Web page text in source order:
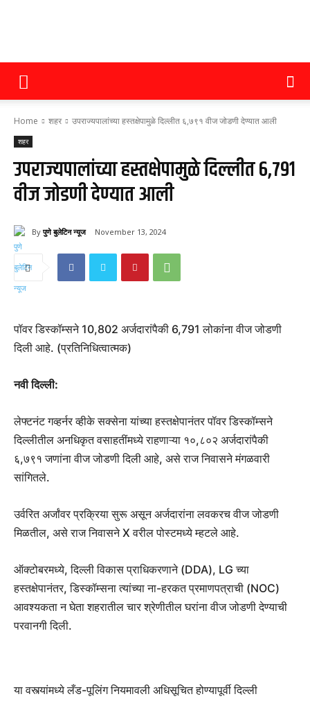
पुणे
बुलेटिन
न्यूज
Home शहर उपराज्यपालांच्या हस्तक्षेपामुळे दिल्लीत ६,७९१ वीज जोडणी देण्यात आली
शहर
उपराज्यपालांच्या हस्तक्षेपामुळे दिल्लीत ६,७९१
वीज जोडणी देण्यात आली
By पुणे बुलेटिन न्यूज November 13, 2024
पॉवर डिस्कॉम्सने 10,802 अर्जदारांपैकी 6,791 लोकांना वीज जोडणी
दिली आहे. (प्रतिनिधित्वात्मक)
नवी दिल्ली:
लेफ्टनंट गव्हर्नर व्हीके सक्सेना यांच्या हस्तक्षेपानंतर पॉवर डिस्कॉम्सने
दिल्लीतील अनधिकृत वसाहतींमध्ये राहणाऱ्या १०,८०२ अर्जदारांपैकी
६,७९१ जणांना वीज जोडणी दिली आहे, असे राज निवासने मंगळवारी
सांगितले.
उर्वरित अर्जांवर प्रक्रिया सुरू असून अर्जदारांना लवकरच वीज जोडणी
मिळतील, असे राज निवासने X वरील पोस्टमध्ये म्हटले आहे.
ऑक्टोबरमध्ये, दिल्ली विकास प्राधिकरणाने (DDA), LG च्या
हस्तक्षेपानंतर, डिस्कॉम्सना त्यांच्या ना-हरकत प्रमाणपत्राची (NOC)
आवश्यकता न घेता शहरातील चार श्रेणीतील घरांना वीज जोडणी देण्याची
परवानगी दिली.
या वस्त्यांमध्ये लँड-पूलिंग नियमावली अधिसूचित होण्यापूर्वी दिल्ली